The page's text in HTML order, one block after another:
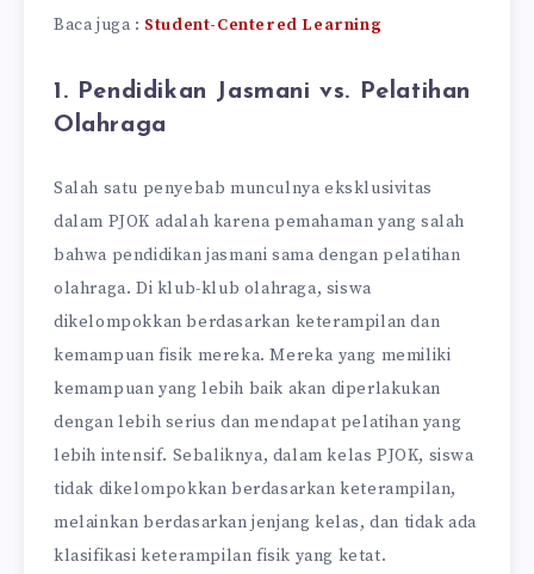
Baca juga : Student-Centered Learning
1. Pendidikan Jasmani vs. Pelatihan
Olahraga
Salah satu penyebab munculnya eksklusivitas
dalam PJOK adalah karena pemahaman yang salah
bahwa pendidikan jasmani sama dengan pelatihan
olahraga. Di klub-klub olahraga, siswa
dikelompokkan berdasarkan keterampilan dan
kemampuan fisik mereka. Mereka yang memiliki
kemampuan yang lebih baik akan diperlakukan
dengan lebih serius dan mendapat pelatihan yang
lebih intensif. Sebaliknya, dalam kelas PJOK, siswa
tidak dikelompokkan berdasarkan keterampilan,
melainkan berdasarkan jenjang kelas, dan tidak ada
klasifikasi keterampilan fisik yang ketat.